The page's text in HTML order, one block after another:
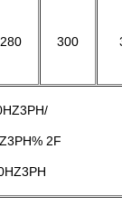
280 300
2F